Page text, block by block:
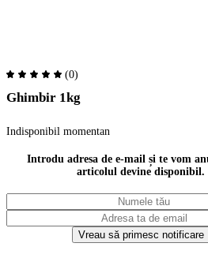
(0)
Ghimbir 1kg
Indisponibil momentan
Introdu adresa de e-mail și te vom
articolul devine disponibil.
Vreau să primesc notificare